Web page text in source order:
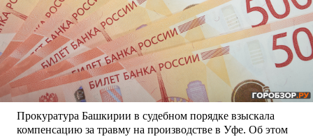
Прокуратура Башкирии в судебном порядке взыскала
компенсацию за травму на производстве в Уфе. Об этом